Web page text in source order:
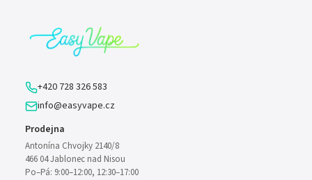
+420 728 326 583
info@easyvape.cz
Prodejna
Antonína Chvojky 2140/8
466 04 Jablonec nad Nisou
Po–Pá: 9:00–12:00, 12:30–17:00